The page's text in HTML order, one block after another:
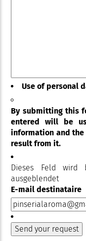
Use of personal
By submitting this
entered will be
information and
result from it.
Dieses Feld wird
ausgeblendet
E-mail destinataire